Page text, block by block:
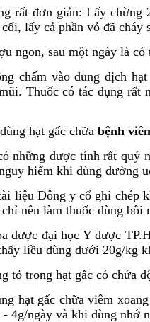
rất đơn giản: Lấy chừng
lấy cả phần vỏ đã cháy
ngon, sau một ngày là
chấm vào dung dịch
Thuốc có tác dụng rất
hạt gấc chữa bệnh
những dược tính rất quý
hiểm khi dùng đường
liệu Đông y cổ ghi chép
nên làm thuốc dùng
dược đại học Y dược
liều dùng dưới 20g/kg
tỏ trong hạt gấc có chứa
hạt gấc chữa viêm
4g/ngày và khi dùng nhớ